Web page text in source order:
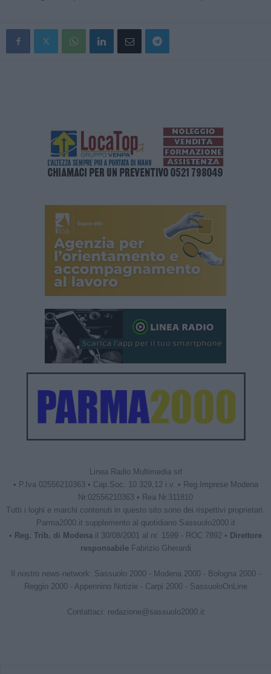
Linea Radio Multimedia srl
• P.Iva 02556210363 • Cap.Soc. 10.329,12 i.v. • Reg.Imprese Modena
Nr.02556210363 • Rea Nr.311810
Tutti i loghi e marchi contenuti in questo sito sono dei rispettivi proprietari.
Parma2000.it supplemento al quotidiano Sassuolo2000.it
• Reg. Trib. di Modena il 30/08/2001 al nr. 1599 - ROC 7892 • Direttore
responsabileFabrizio Gherardi
Il nostro news-network: Sassuolo 2000- Modena 2000- Bologna 2000-
Reggio 2000- Appennino Notizie - Carpi 2000- SassuoloOnLine
Contattaci: redazione@sassuolo2000.it